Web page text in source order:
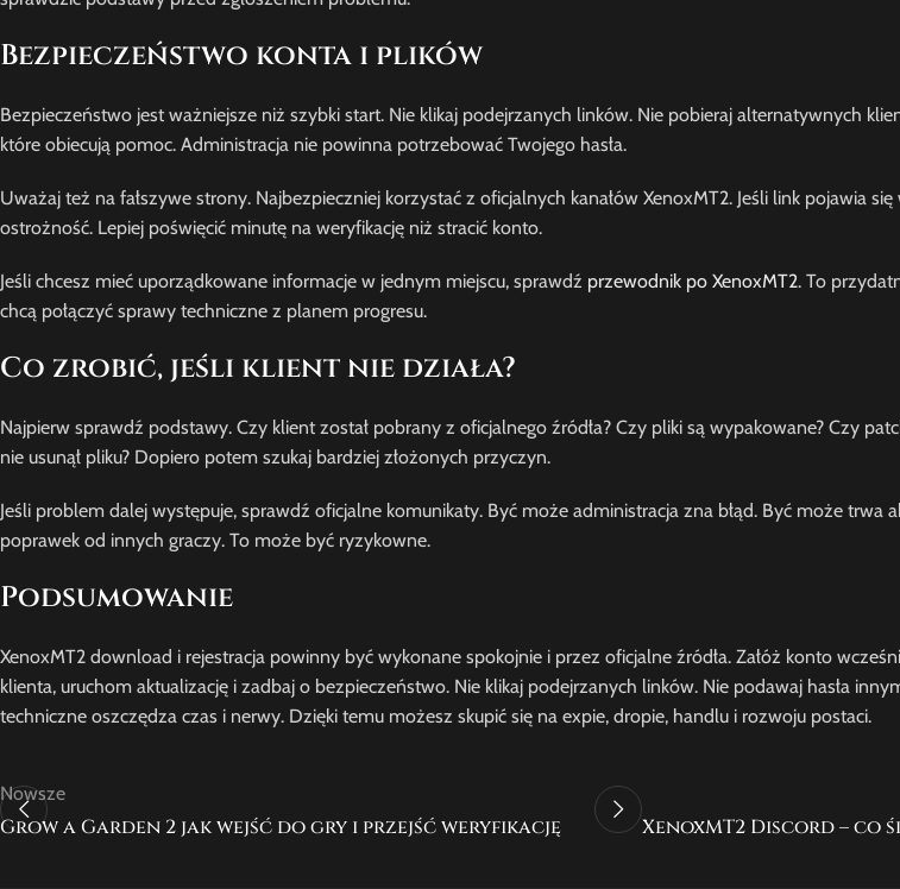
Bezpieczeństwo konta i plików
Bezpieczeństwo jest ważniejsze niż szybki start. Nie klikaj podejrzanych linków. Nie pobieraj alternatywnych
które obiecują pomoc. Administracja nie powinna potrzebować Twojego hasła.
Uważaj też na fałszywe strony. Najbezpieczniej korzystać z oficjalnych kanałów XenoxMT2. Jeśli link pojawia
ostrożność. Lepiej poświęcić minutę na weryfikację niż stracić konto.
Jeśli chcesz mieć uporządkowane informacje w jednym miejscu, sprawdź przewodnik po XenoxMT2. To
chcą połączyć sprawy techniczne z planem progresu.
Co zrobić, jeśli klient nie działa?
Najpierw sprawdź podstawy. Czy klient został pobrany z oficjalnego źródła? Czy pliki są wypakowane? Czy
nie usunął pliku? Dopiero potem szukaj bardziej złożonych przyczyn.
Jeśli problem dalej występuje, sprawdź oficjalne komunikaty. Być może administracja zna błąd. Być może trwa
poprawek od innych graczy. To może być ryzykowne.
Podsumowanie
XenoxMT2 download i rejestracja powinny być wykonane spokojnie i przez oficjalne źródła. Załóż konto
klienta, uruchom aktualizację i zadbaj o bezpieczeństwo. Nie klikaj podejrzanych linków. Nie podawaj hasła
techniczne oszczędza czas i nerwy. Dzięki temu możesz skupić się na expie, dropie, handlu i rozwoju postaci.
Nowsze
Grow a Garden 2 jak wejść do gry i przejść weryfikację XenoxMT2 Discord – co